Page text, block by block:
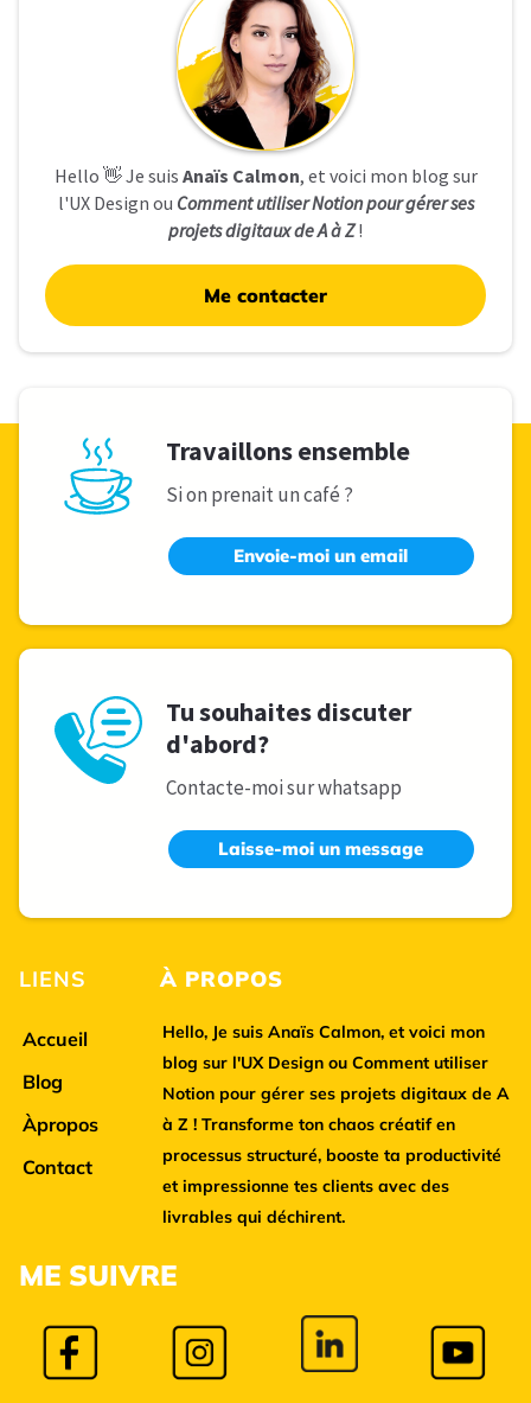
Hello 👋 Je suis Anaïs Calmon, et voici mon blog sur
l'UX Design ou Comment utiliser Notion pour gérer ses
projets digitaux de A à Z!
Me contacter
Travaillons ensemble
Si on prenait un café ?
Envoie-moi un email
Tu souhaites discuter
d'abord?
Contacte-moi sur whatsapp
Laisse-moi un message
LIENS
Accueil
Blog
Àpropos
Contact
À PROPOS
Hello, Je suis Anaïs Calmon, et voici mon
blog sur l'UX Design ou Comment utiliser
Notion pour gérer ses projets digitaux de A
à Z ! Transforme ton chaos créatif en
processus structuré, booste ta productivité
et impressionne tes clients avec des
livrables qui déchirent.
ME SUIVRE